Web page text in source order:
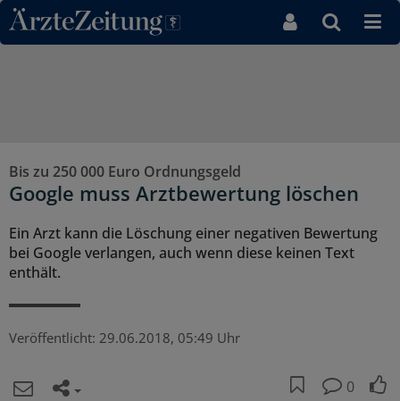
Direkt zum Inhaltsbereich
Bis zu 250 000 Euro Ordnungsgeld
Google muss Arztbewertung löschen
Ein Arzt kann die Löschung einer negativen Bewertung
bei Google verlangen, auch wenn diese keinen Text
enthält.
Veröffentlicht: 29.06.2018, 05:49 Uhr
0